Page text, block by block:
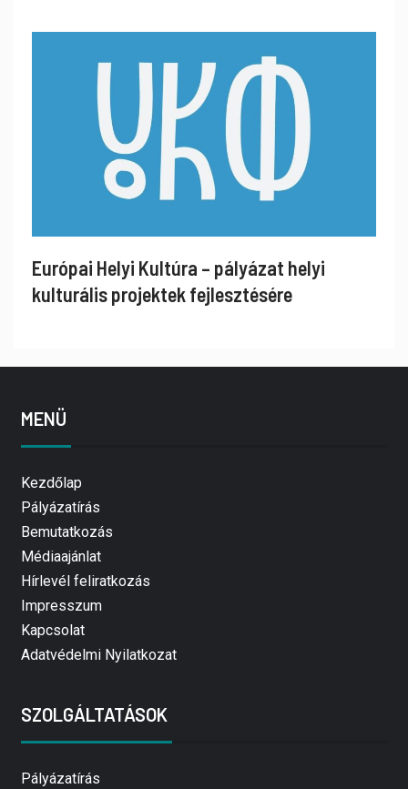
Európai Helyi Kultúra – pályázat helyi
kulturális projektek fejlesztésére
MENÜ
Kezdőlap
Pályázatírás
Bemutatkozás
Médiaajánlat
Hírlevél feliratkozás
Impresszum
Kapcsolat
Adatvédelmi Nyilatkozat
SZOLGÁLTATÁSOK
Pályázatírás